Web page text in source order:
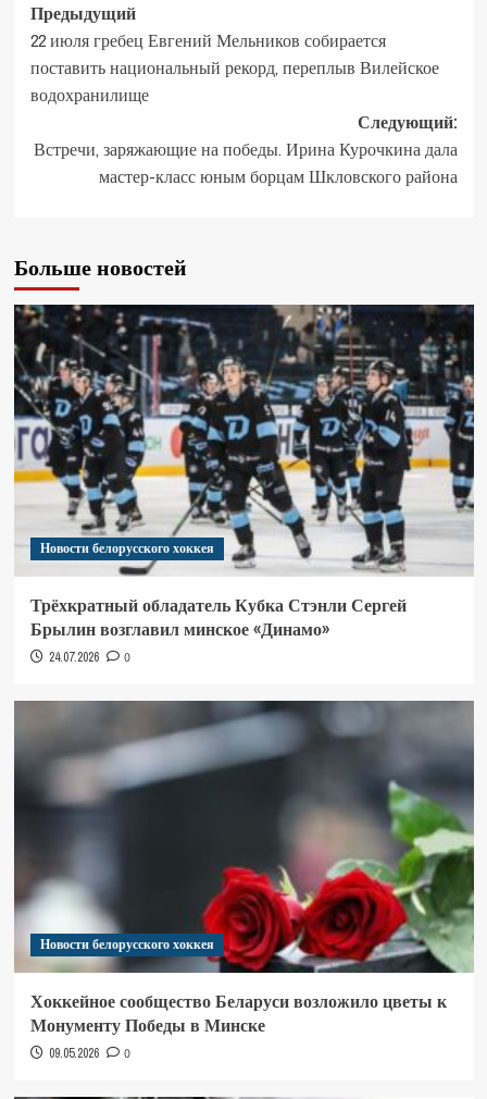
Предыдущий
22 июля гребец Евгений Мельников собирается
поставить национальный рекорд, переплыв Вилейское
водохранилище
Следующий:
Встречи, заряжающие на победы. Ирина Курочкина дала
мастер-класс юным борцам Шкловского района
Больше новостей
Новости белорусского хоккея
Трёхкратный обладатель Кубка Стэнли Сергей
Брылин возглавил минское «Динамо»
24.07.2026 0
Новости белорусского хоккея
Хоккейное сообщество Беларуси возложило цветы к
Монументу Победы в Минске
09.05.2026 0